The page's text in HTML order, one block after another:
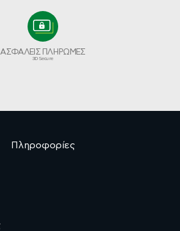
ΑΣΦΑΛΕΙΣ ΠΛΗΡΩΜΕΣ
3D Secure
Πληροφορίες